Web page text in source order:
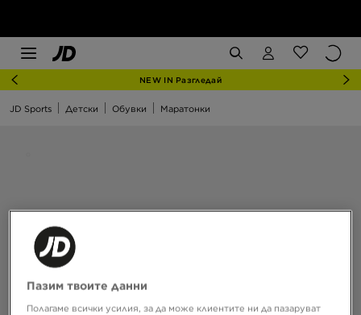
NEW IN Разгледай
JD Sports Детски Обувки Маратонки
Пазим твоите данни
Полагаме всички усилия, за да може клиентите ни да пазаруват